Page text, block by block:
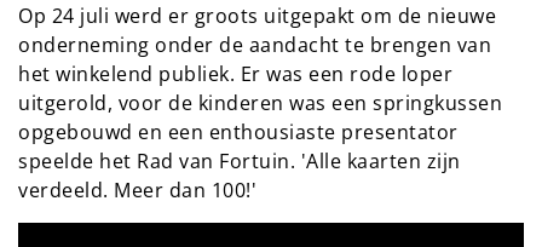
Op 24 juli werd er groots uitgepakt om de nieuwe
onderneming onder de aandacht te brengen van
het winkelend publiek. Er was een rode loper
uitgerold, voor de kinderen was een springkussen
opgebouwd en een enthousiaste presentator
speelde het Rad van Fortuin. 'Alle kaarten zijn
verdeeld. Meer dan 100!'